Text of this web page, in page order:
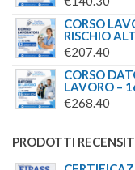
CORSO
RISCHIO
€207.40
CORSO
LAVORO –
€268.40
PRODOTTI